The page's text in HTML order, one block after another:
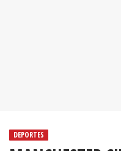
DEPORTES